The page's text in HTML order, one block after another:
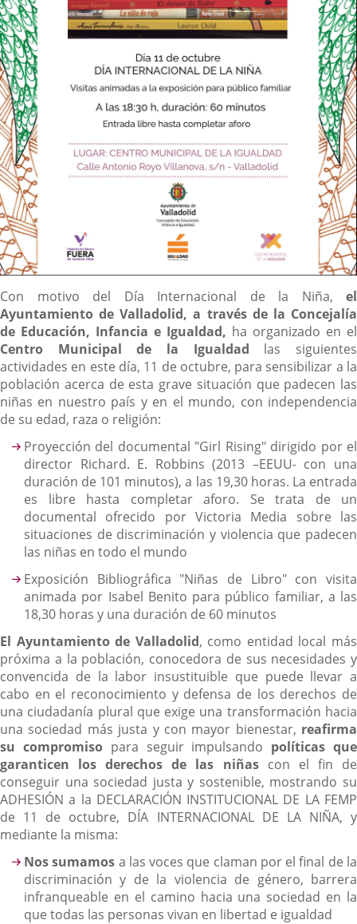
Descripción
Con motivo del Día Internacional de la Niña, el
Ayuntamiento de Valladolid, a través de la Concejalía
de Educación, Infancia e Igualdad, ha organizado en el
Centro Municipal de la Igualdad las siguientes
actividades en este día, 11 de octubre, para sensibilizar a la
población acerca de esta grave situación que padecen las
niñas en nuestro país y en el mundo, con independencia
de su edad, raza o religión:
Proyección del documental "Girl Rising" dirigido por el
director Richard. E. Robbins (2013 –EEUU- con una
duración de 101 minutos), a las 19,30 horas. La entrada
es libre hasta completar aforo. Se trata de un
documental ofrecido por Victoria Media sobre las
situaciones de discriminación y violencia que padecen
las niñas en todo el mundo
Exposición Bibliográfica "Niñas de Libro" con visita
animada por Isabel Benito para público familiar, a las
18,30 horas y una duración de 60 minutos
El Ayuntamiento de Valladolid, como entidad local más
próxima a la población, conocedora de sus necesidades y
convencida de la labor insustituible que puede llevar a
cabo en el reconocimiento y defensa de los derechos de
una ciudadanía plural que exige una transformación hacia
una sociedad más justa y con mayor bienestar, reafirma
su compromisopara seguir impulsando políticas que
garanticen los derechos de las niñascon el fin de
conseguir una sociedad justa y sostenible, mostrando su
ADHESIÓN a la DECLARACIÓN INSTITUCIONAL DE LA FEMP
de 11 de octubre, DÍA INTERNACIONAL DE LA NIÑA, y
mediante la misma:
Nos sumamos a las voces que claman por el final de la
discriminación y de la violencia de género, barrera
infranqueable en el camino hacia una sociedad en la
que todas las personas vivan en libertad e igualdad